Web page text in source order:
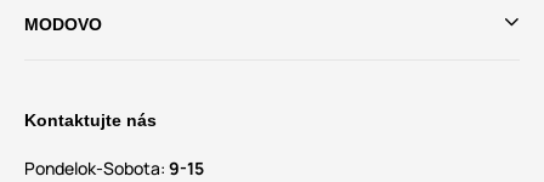
MODOVO
Kontaktujte nás
Pondelok-Sobota: 9-15